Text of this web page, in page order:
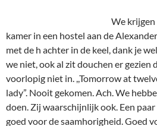
We krijgen
kamer in een hostel aan de
met de h achter in de keel, dank je
we niet, ook al zit douchen er gezien
voorlopig niet in. ,,Tomorrow at
lady”. Nooit gekomen. Ach. We
doen. Zij waarschijnlijk ook. Een
goed voor de saamhorigheid. Goed